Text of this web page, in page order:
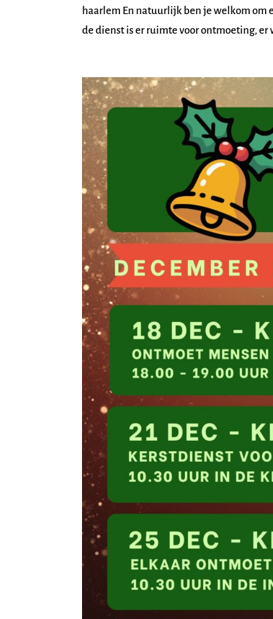
haarlem En natuurlijk ben je welkom om
de dienst is er ruimte voor ontmoeting, er